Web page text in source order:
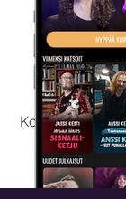
Kokeilemalla